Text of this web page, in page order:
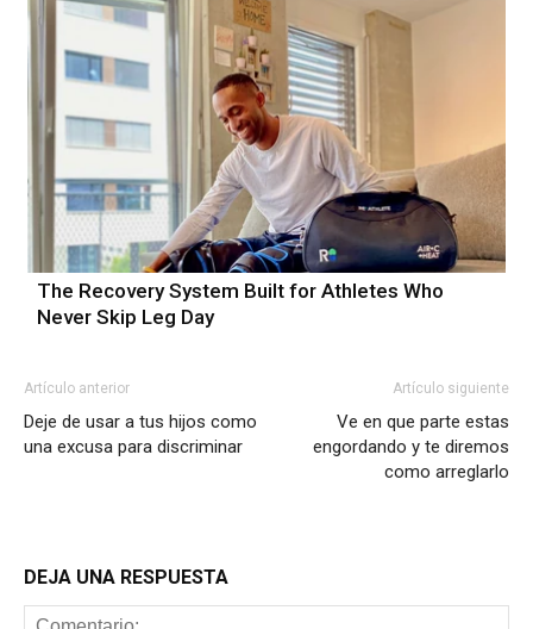
The Recovery System Built for Athletes Who
Never Skip Leg Day
Artículo anterior
Deje de usar a tus hijos como
una excusa para discriminar
Artículo siguiente
Ve en que parte estas
engordando y te diremos
como arreglarlo
DEJA UNA RESPUESTA